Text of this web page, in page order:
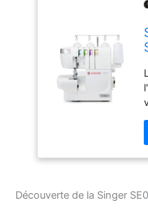
Découverte de la Singer